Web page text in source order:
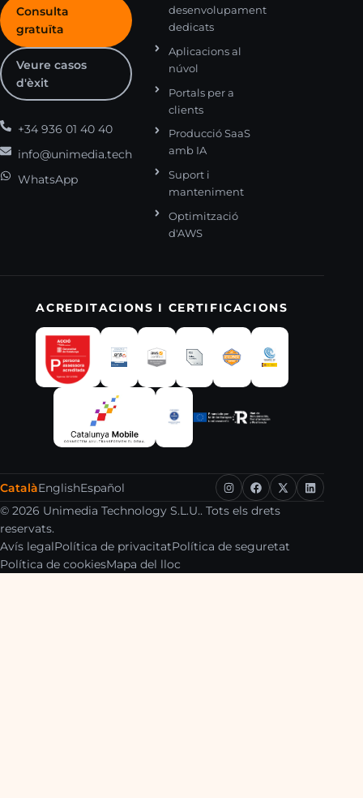
Consulta
gratuïta
Veure casos
d'èxit
+34 936 01 40 40
info@unimedia.tech
WhatsApp
desenvolupament
dedicats
Aplicacions al
núvol
Portals per a
clients
Producció SaaS
amb IA
Suport i
manteniment
Optimització
d'AWS
ACREDITACIONS I CERTIFICACIONS
CatalàEnglishEspañol
© 2026 Unimedia Technology S.L.U.. Tots els drets
reservats.
Avís legalPolítica de privacitatPolítica de seguretat
Política de cookiesMapa del lloc